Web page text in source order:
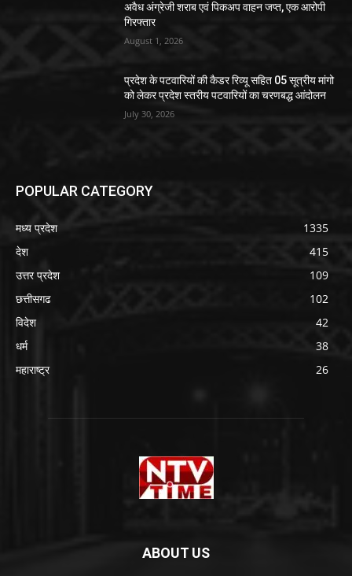
अवैध अंग्रेजी शराब एवं पिकअप वाहन जप्त, एक आरोपी
गिरफ्तार
August 1, 2026
प्रदेश के पटवारियों की कैडर रिव्यू सहित 05 सूत्रीय मांगो
को लेकर प्रदेश स्तरीय पटवारियों का चरणबद्ध आंदोलन
July 30, 2026
POPULAR CATEGORY
मध्य प्रदेश
1335
देश
415
उत्तर प्रदेश
109
छत्तीसगढ
102
विदेश
42
धर्म
38
महाराष्ट्र
26
ABOUT US